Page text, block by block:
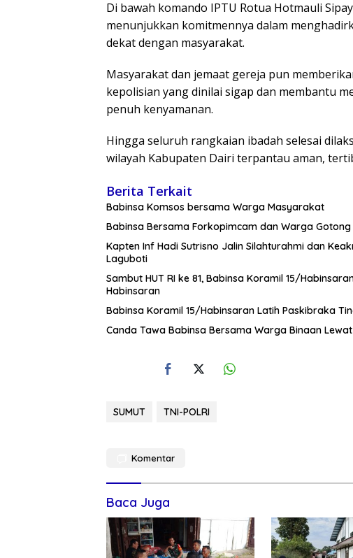
Di bawah komando IPTU Rotua Hotmauli
menunjukkan komitmennya dalam
dekat dengan masyarakat.
Masyarakat dan jemaat gereja pun
kepolisian yang dinilai sigap dan membantu
penuh kenyamanan.
Hingga seluruh rangkaian ibadah selesai
wilayah Kabupaten Dairi terpantau aman,
Berita Terkait
Babinsa Komsos bersama Warga Masyarakat
Babinsa Bersama Forkopimcam dan Warga
Kapten Inf Hadi Sutrisno Jalin Silahturahmi dan
Laguboti
Sambut HUT RI ke 81, Babinsa Koramil 15/
Habinsaran
Babinsa Koramil 15/Habinsaran Latih Paskibraka
Canda Tawa Babinsa Bersama Warga Binaan
SUMUT TNI-POLRI
Komentar
Baca Juga